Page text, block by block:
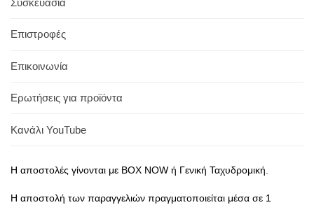
Συσκευασία
Επιστροφές
Επικοινωνία
Ερωτήσεις για προϊόντα
Κανάλι YouTube
Η αποστολές γίνονται με BOX NOW ή Γενική Ταχυδρομική.
Η αποστολή των παραγγελιών πραγματοποιείται μέσα σε 1